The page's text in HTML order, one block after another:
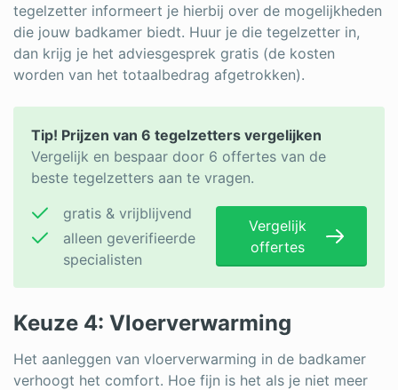
tegelzetter informeert je hierbij over de mogelijkheden
die jouw badkamer biedt. Huur je die tegelzetter in,
dan krijg je het adviesgesprek gratis (de kosten
worden van het totaalbedrag afgetrokken).
Tip! Prijzen van 6 tegelzetters vergelijken
Vergelijk en bespaar door 6 offertes van de
beste tegelzetters aan te vragen.
gratis & vrijblijvend
alleen geverifieerde
specialisten
Vergelijk
offertes
Keuze 4: Vloerverwarming
Het aanleggen van vloerverwarming in de badkamer
verhoogt het comfort. Hoe fijn is het als je niet meer